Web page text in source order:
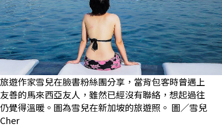
旅遊作家雪兒在臉書粉絲團分享，當背包客時曾遇上
友善的馬來西亞友人，雖然已經沒有聯絡，想起過往
仍覺得溫暖。圖為雪兒在新加坡的旅遊照。 圖／雪兒
Cher